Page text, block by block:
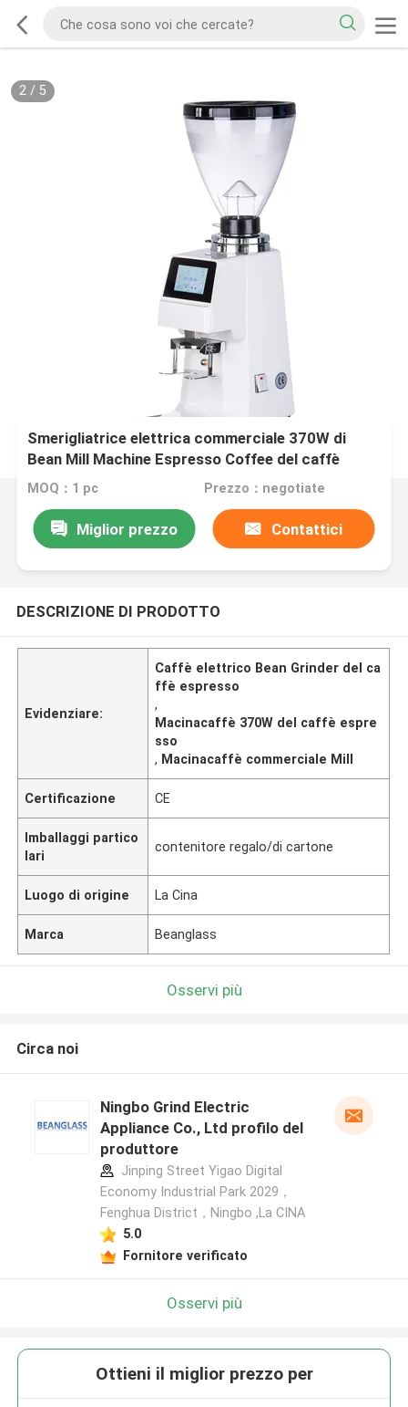
2/ 5
Smerigliatrice elettrica commerciale 370W di
Bean Mill Machine Espresso Coffee del caffè
MOQ：1 pc Prezzo：negotiate
Miglior prezzo Contattici
DESCRIZIONE DI PRODOTTO
Evidenziare:
Caffè elettrico Bean Grinder del ca
ffè espresso
,
Macinacaffè 370W del caffè espre
sso
, Macinacaffè commerciale Mill
Certificazione CE
Imballaggi partico
lari
contenitore regalo/di cartone
Luogo di origine La Cina
Marca Beanglass
Osservi più
Circa noi
Ningbo Grind Electric
Appliance Co., Ltd profilo del
produttore
Jinping Street Yigao Digital
Economy Industrial Park 2029，
Fenghua District，Ningbo ,La CINA
5.0
Fornitore verificato
Osservi più
Ottieni il miglior prezzo per